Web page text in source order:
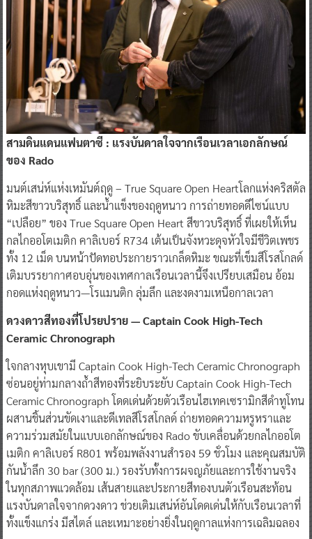
สามดินแดนแฟนตาซี : แรงบันดาลใจจากเรือนเวลาเอกลักษณ์
ของ Rado
มนต์เสน่ห์แห่งเหมันต์ฤดู – True Square Open Heartโลกแห่งคริสตัล
หิมะสีขาวบริสุทธิ์ และน้ำแข็งของฤดูหนาว การถ่ายทอดดีไซน์แบบ
“เปลือย” ของ True Square Open Heart สีขาวบริสุทธิ์ ที่เผยให้เห็น
กลไกออโตเมติก คาลิเบอร์ R734 เต้นเป็นจังหวะดุจหัวใจมีชีวิตเพชร
ทั้ง 12 เม็ด บนหน้าปัดทอประกายราวเกล็ดหิมะ ขณะที่เข็มสีโรสโกลด์
เติมบรรยากาศอบอุ่นของเทศกาลเรือนเวลานี้จึงเปรียบเสมือน อ้อม
กอดแห่งฤดูหนาว—โรแมนติก ลุ่มลึก และงดงามเหนือกาลเวลา
ดวงดาวสีทองที่โปรยปราย — Captain Cook High-Tech
Ceramic Chronograph
ใจกลางหุบเขามี Captain Cook High-Tech Ceramic Chronograph
ซ่อนอยู่ท่ามกลางถ้ำสีทองที่ระยิบระยับ Captain Cook High-Tech
Ceramic Chronograph โดดเด่นด้วยตัวเรือนไฮเทคเซรามิกสีดำทูโทน
ผสานชิ้นส่วนขัดเงาและดีเทลสีโรสโกลด์ ถ่ายทอดความหรูหราและ
ความร่วมสมัยในแบบเอกลักษณ์ของ Rado ขับเคลื่อนด้วยกลไกออโต
เมติก คาลิเบอร์ R801 พร้อมพลังงานสำรอง 59 ชั่วโมง และคุณสมบัติ
กันน้ำลึก 30 bar (300 ม.) รองรับทั้งการผจญภัยและการใช้งานจริง
ในทุกสภาพแวดล้อม เส้นสายและประกายสีทองบนตัวเรือนสะท้อน
แรงบันดาลใจจากดวงดาว ช่วยเติมเสน่ห์อันโดดเด่นให้กับเรือนเวลาที่
ทั้งแข็งแกร่ง มีสไตล์ และเหมาะอย่างยิ่งในฤดูกาลแห่งการเฉลิมฉลอง